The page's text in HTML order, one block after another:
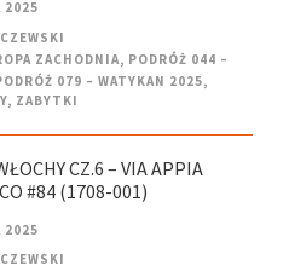
2025
ZACHODNIA, PODRÓŻ 044 –
079 – WATYKAN 2025,
, ZABYTKI
CZ.6 – VIA APPIA
#84 (1708-001)
2025